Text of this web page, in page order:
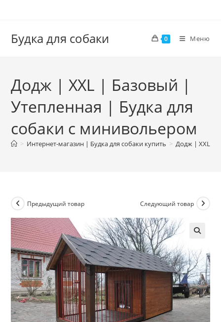
Будка для собаки 0 Меню
Додж | ХХL | Базовый |
Утепленная | Будка для
собаки с минивольером
> Интернет-магазин | Будка для собаки купить > Додж | ХХL |
Предыдущий товар Следующий товар